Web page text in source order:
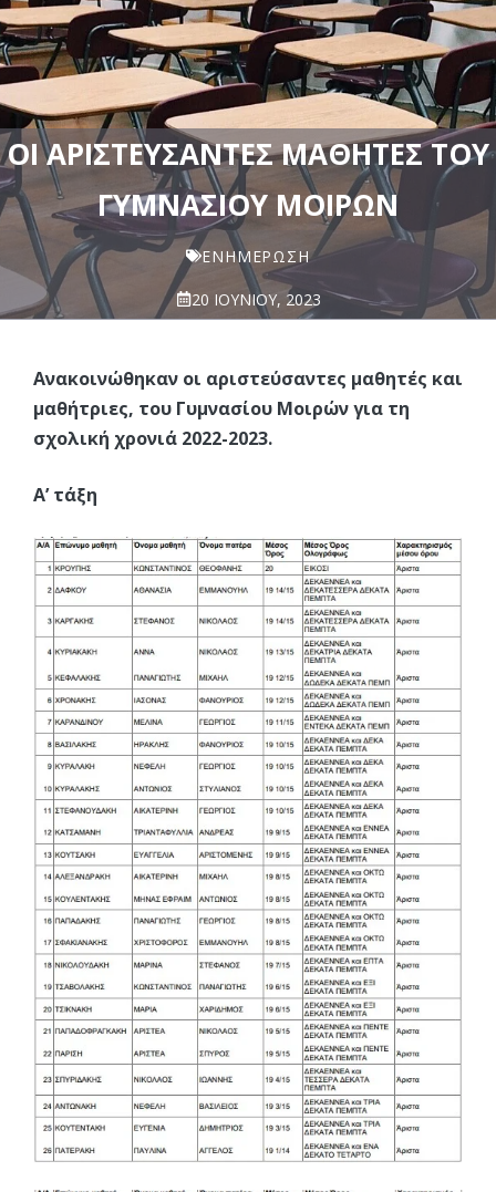
ΟΙ ΑΡΙΣΤΕΎΣΑΝΤΕΣ ΜΑΘΗΤΈΣ ΤΟΥ
ΓΥΜΝΑΣΊΟΥ ΜΟΙΡΏΝ
ΕΝΗΜΈΡΩΣΗ
20 ΙΟΥΝΊΟΥ, 2023
Ανακοινώθηκαν οι αριστεύσαντες μαθητές και
μαθήτριες, του Γυμνασίου Μοιρών για τη
σχολική χρονιά 2022-2023.
Α’ τάξη